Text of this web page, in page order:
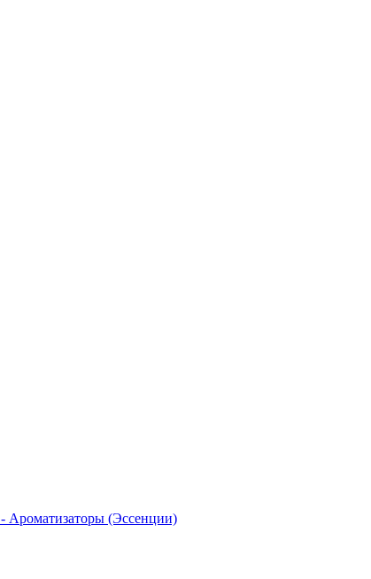
Ароматизаторы (Эссенции)